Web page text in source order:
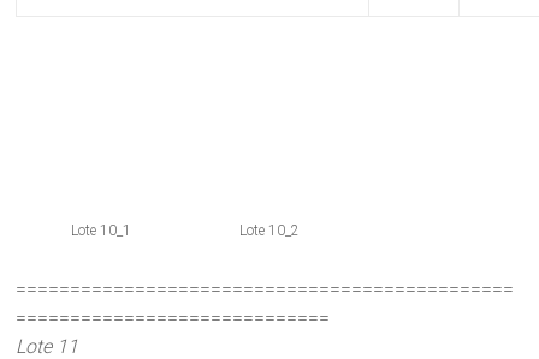
Lote 10_1 Lote 10_2
==============================================
=============================
Lote 11